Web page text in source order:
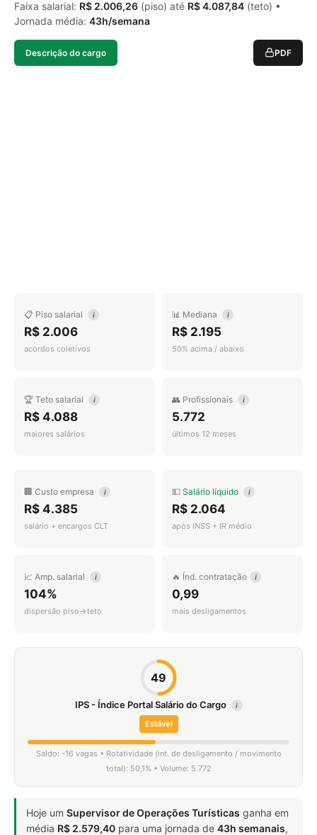
Faixa salarial: R$ 2.006,26 (piso) até R$ 4.087,84 (teto) •
Jornada média: 43h/semana
Descrição do cargo PDF
📋 Piso salarial i
R$ 2.006
acordos coletivos
📊 Mediana i
R$ 2.195
50% acima / abaixo
🏆 Teto salarial i
R$ 4.088
maiores salários
👥 Profissionais i
5.772
últimos 12 meses
🏢 Custo empresa i
R$ 4.385
salário + encargos CLT
💵 Salário líquido i
R$ 2.064
após INSS + IR médio
📈 Amp. salarial i
104%
dispersão piso→teto
🔥 Índ. contratação i
0,99
mais desligamentos
49
IPS - Índice Portal Salário do Cargo i
Estável
Saldo: -16 vagas • Rotatividade (int. de desligamento / movimento
total): 50,1% • Volume: 5.772
Hoje um Supervisor de Operações Turísticas ganha em
média R$ 2.579,40 para uma jornada de 43h semanais,